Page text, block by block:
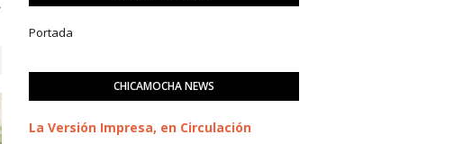
Portada
CHICAMOCHA NEWS
La Versión Impresa, en Circulación